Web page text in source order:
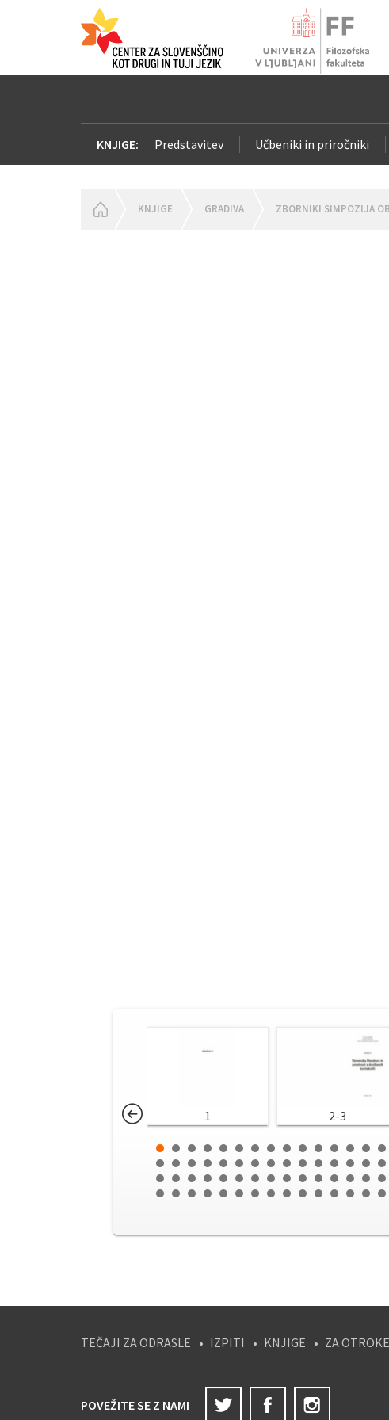
KNJIGE: Predstavitev Učbeniki in priročniki
HOMEPAGE
KNJIGE GRADIVA ZBORNIKI SIMPOZIJA
1 2-3
TEČAJI ZA ODRASLE IZPITI KNJIGE ZA OTROKE
POVEŽITE SE Z NAMI
Twitter Facebook